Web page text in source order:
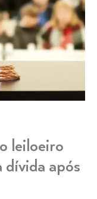
leiloeiro
dívida após